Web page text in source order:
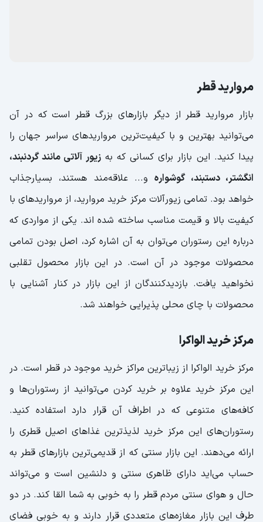
مروارید قطر
بازار مروارید قطر از دیگر بازارهای بزرگ قطر است که در آن
می‌توانید بهترین و با کیفیت‌ترین مرواریدهای سراسر جهان را
پیدا کنید. این بازار برای کسانی که بهزیور آلاتی مانند گردنبند،
انگشتر، دستبند، گوشوارهو... علاقه‌مند هستند، بسیارجذاب
خواهد بود. تمامی زیورآلات مرکز خرید مروارید، از مرواریدهای با
کیفیت بالا و قیمت مناسب ساخته شده اند. یکی از مواردی که
درباره این رستوران می‌توان به آن اشاره کرد، اصل بودن تمامی
محصولات موجود در آن است. در این بازار محصول تقلبی
نخواهید یافت. بازدیدکنندگان از این بازار در کنار آشنایی با
محصولات با چای محلی پذیرایی خواهند شد.
مرکز خرید الواکرا
مرکز خرید الواکرا از زیباترین مراکز خرید موجود در قطر است. در
این مرکز خرید علاوه بر خرید کردن می‌توانید از رستوران‌ها و
کافه‌های متنوعی که در اطراف آن قرار دارد استفاده کنید.
رستوران‌های این مرکز خرید لذیذترین غذاهای اصیل قطری را
ارائه می‌دهند. این بازار سنتی که از قدیمی‌ترین بازارهای قطر به
حساب می‌اید دارای ظاهری سنتی و دلنشین است و می‌تواند
حال و هوای سنتی مردم قطر را به خوبی به شما القا کند. در دو
طرف این بازار مغازه‌های متعددی قرار دارند و به خوبی فضای